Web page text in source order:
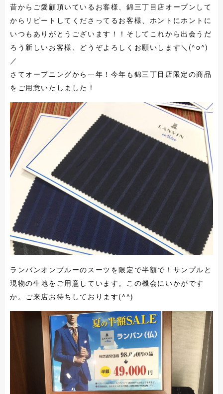
昔からご愛顧頂いているお客様、錦三丁目店オープンして
からリピートしてくださってるお客様、ホントにホントに
いつもありがとうございます！！そしてこれから出会うだ
ろう新しいお客様、どうぞよろしくお願いします＼(^o^)
／
さてオープニングから一年！今年も錦三丁目店限定の商品
をご用意いたしました！
ランバンオンブルーのスーツを限定で半額で！サンプルと
現物の生地をご用意しています。この機会にいかがです
か。ご来店お待ちしております(^^)